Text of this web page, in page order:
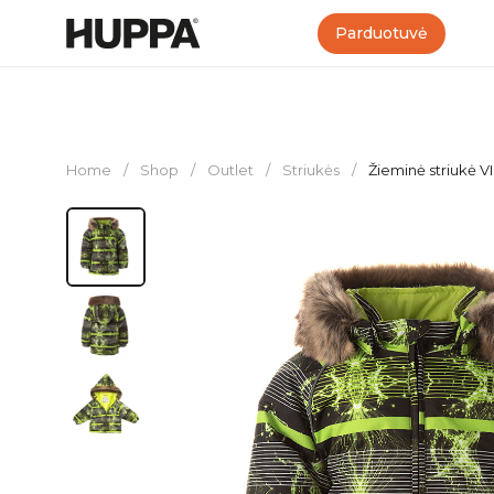
Parduotuvė
Home / Shop / Outlet / Striukės / Žieminė striukė